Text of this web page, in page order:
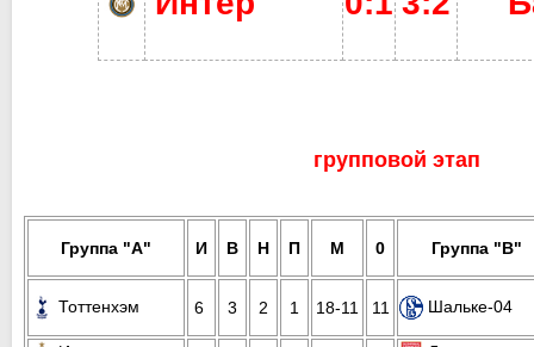
групповой этап
Группа "А" И В Н П М 0 Группа "В"
Тоттенхэм 6 3 2 1 18-11 11 Шальке-04